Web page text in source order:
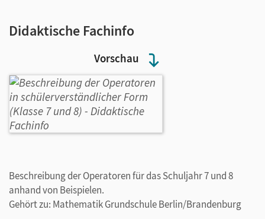
Vorschau
Didaktische Fachinfo
Beschreibung der Operatoren für das Schuljahr 7 und 8
anhand von Beispielen.
Gehört zu: Mathematik Grundschule Berlin/Brandenburg